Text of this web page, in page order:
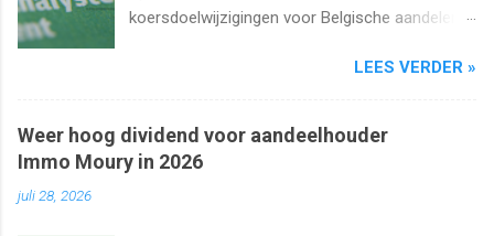
koersdoelwijzigingen voor Belgische aandelen.
augustus t/m 1 september 2025 met onder
Ackermans en Van de Velde .
LEES VERDER »
Weer hoog dividend voor aandeelhouder
Immo Moury in 2026
juli 28, 2026